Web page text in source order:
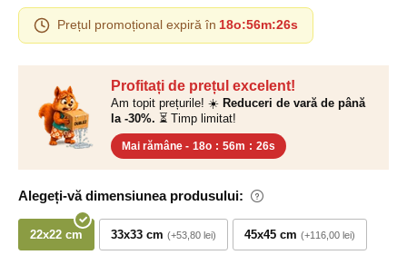
Profitați de prețul excelent!
Am topit prețurile! ☀️ Reduceri de vară de până
la -30%. ⏳ Timp limitat!
Mai rămâne - 18o : 56m : 25s
Alegeți-vă dimensiunea produsului:
22x22 cm 33x33 cm +53,80 lei 45x45 cm +116,00 lei
Prețul promoțional expiră în 18o:56m:25s